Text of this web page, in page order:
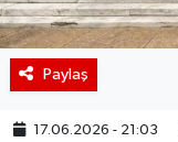
Paylaş
17.06.2026 - 21:03
Gizlilik
Hakkımızda